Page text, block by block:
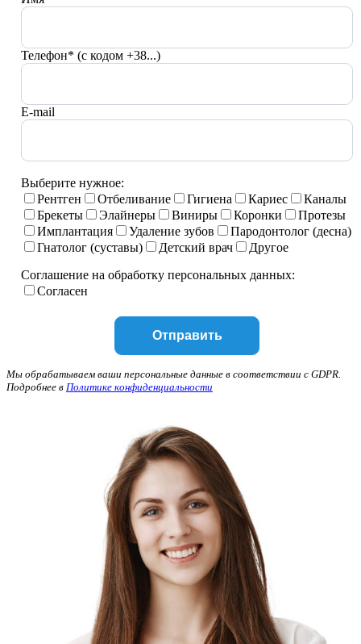
Телефон* (с кодом +38...)
E-mail
Выберите нужное:
Рентген
Отбеливание Гигиена Кариес
Каналы
Брекеты
Элайнеры Виниры Коронки
Протезы
Имплантация
Удаление зубов
Пародонтолог (десна)
Гнатолог (суставы)
Детский врач
Другое
Соглашение на обработку персональных данных:
Согласен
Мы обрабатываем ваши персональные данные в соответствии с GDPR.
Подробнее в Политике конфиденциальности